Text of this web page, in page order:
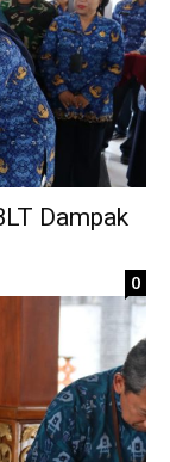
Dampak
0